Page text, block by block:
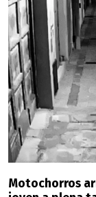
Motochorros